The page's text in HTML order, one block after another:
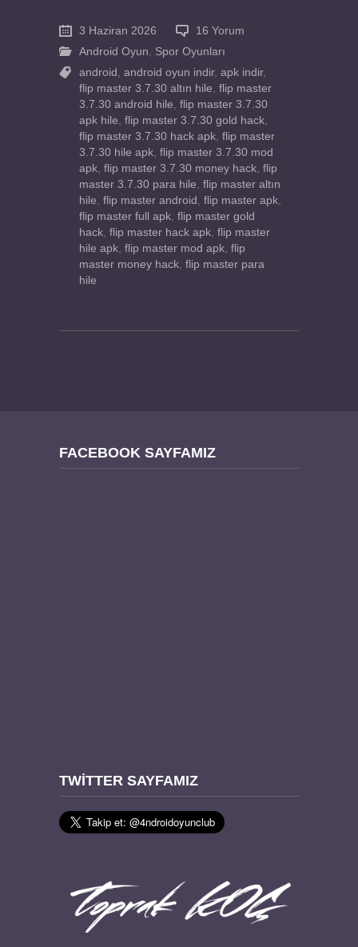
3 Haziran 2026
16 Yorum
Android Oyun
Spor Oyunları
android
android oyun indir, apk indir,
flip master 3.7.30 altın hile flip master
3.7.30 android hile flip master 3.7.30
apk hile flip master 3.7.30 gold hack
flip master 3.7.30 hack apk flip master
3.7.30 hile apk flip master 3.7.30 mod
apk flip master 3.7.30 money hack flip
master 3.7.30 para hile flip master altın
hile flip master android flip master apk
flip master full apk flip master gold
hack flip master hack apk flip master
hile apk flip master mod apk flip
master money hack flip master para
hile
FACEBOOK SAYFAMIZ
TWITTER SAYFAMIZ